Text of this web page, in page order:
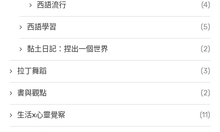
西語流行 (4)
西語學習 (5)
黏土日記：捏出一個世界 (2)
拉丁舞蹈 (3)
書與觀點 (2)
生活x心靈覺察 (11)